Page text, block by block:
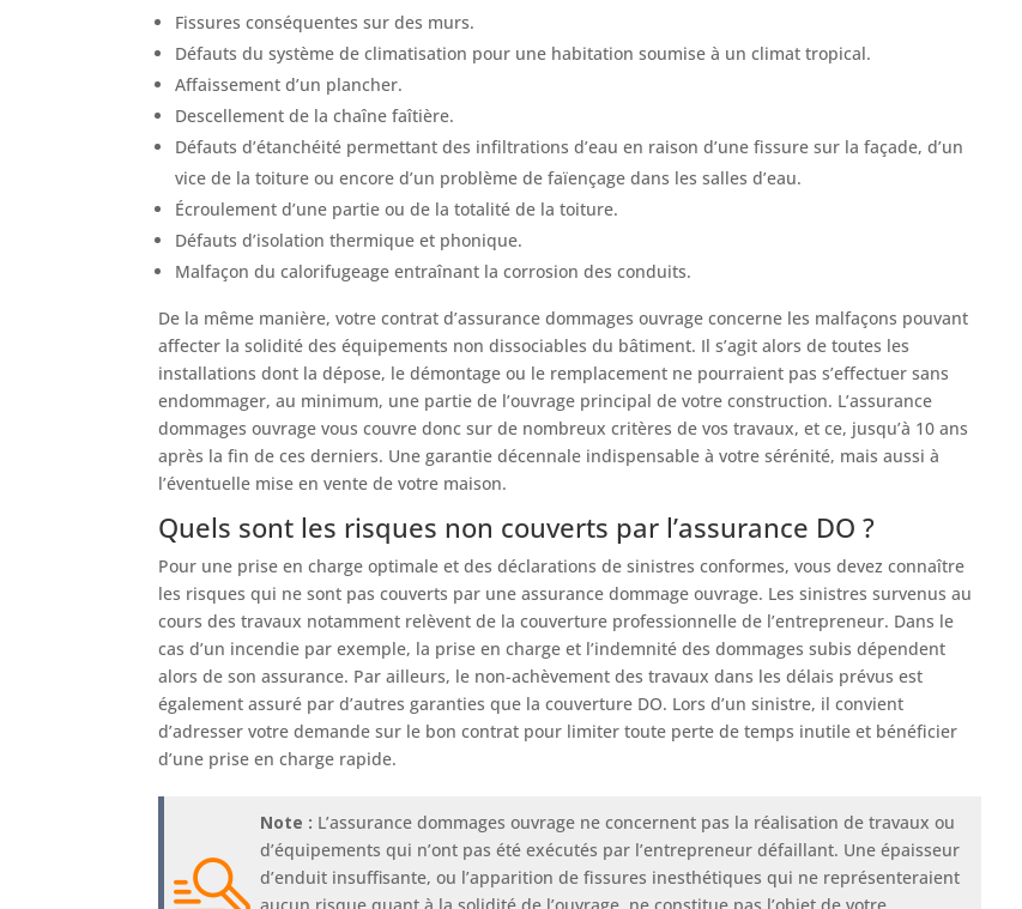
Fissures conséquentes sur des murs.
Défauts du système de climatisation pour une habitation soumise à un climat tropical.
Affaissement d’un plancher.
Descellement de la chaîne faîtière.
Défauts d’étanchéité permettant des infiltrations d’eau en raison d’une fissure sur la façade, d’un
vice de la toiture ou encore d’un problème de faïençage dans les salles d’eau.
Écroulement d’une partie ou de la totalité de la toiture.
Défauts d’isolation thermique et phonique.
Malfaçon du calorifugeage entraînant la corrosion des conduits.
De la même manière, votre contrat d’assurance dommages ouvrage concerne les malfaçons pouvant
affecter la solidité des équipements non dissociables du bâtiment. Il s’agit alors de toutes les
installations dont la dépose, le démontage ou le remplacement ne pourraient pas s’effectuer sans
endommager, au minimum, une partie de l’ouvrage principal de votre construction. L’assurance
dommages ouvrage vous couvre donc sur de nombreux critères de vos travaux, et ce, jusqu’à 10 ans
après la fin de ces derniers. Une garantie décennale indispensable à votre sérénité, mais aussi à
l’éventuelle mise en vente de votre maison.
Quels sont les risques non couverts par l’assurance DO ?
Pour une prise en charge optimale et des déclarations de sinistres conformes, vous devez connaître
les risques qui ne sont pas couverts par une assurance dommage ouvrage. Les sinistres survenus au
cours des travaux notamment relèvent de la couverture professionnelle de l’entrepreneur. Dans le
cas d’un incendie par exemple, la prise en charge et l’indemnité des dommages subis dépendent
alors de son assurance. Par ailleurs, le non-achèvement des travaux dans les délais prévus est
également assuré par d’autres garanties que la couverture DO. Lors d’un sinistre, il convient
d’adresser votre demande sur le bon contrat pour limiter toute perte de temps inutile et bénéficier
d’une prise en charge rapide.
Note : L’assurance dommages ouvrage ne concernent pas la réalisation de travaux ou
d’équipements qui n’ont pas été exécutés par l’entrepreneur défaillant. Une épaisseur
d’enduit insuffisante, ou l’apparition de fissures inesthétiques qui ne représenteraient